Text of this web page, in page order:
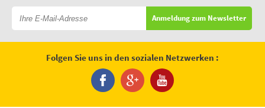
Anmeldung zum Newsletter
Folgen Sie uns in den sozialen Netzwerken :